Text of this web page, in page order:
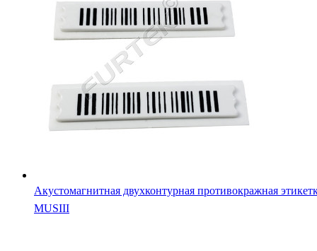
Акустомагнитная двухконтурная противокражная
MUSIII